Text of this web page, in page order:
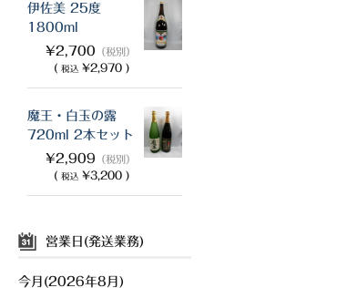
伊佐美 25度
1800ml
¥2,700 （税別）
( 税込 ¥2,970 )
魔王・白玉の露
720ml 2本セット
¥2,909 （税別）
( 税込 ¥3,200 )
営業日(発送業務)
今月(2026年8月)